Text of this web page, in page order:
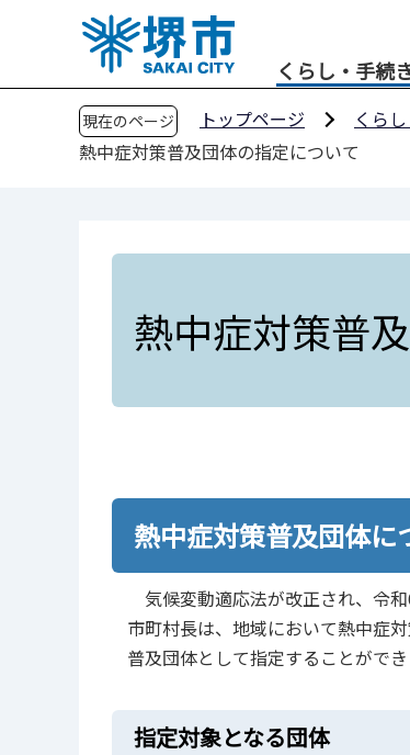
くらし・手続
現在のページ トップページ くら
熱中症対策普及団体の指定について
熱中症対策普
熱中症対策普及団体に
気候変動適応法が改正され、令
市町村長は、地域において熱中症
普及団体として指定することができ
指定対象となる団体